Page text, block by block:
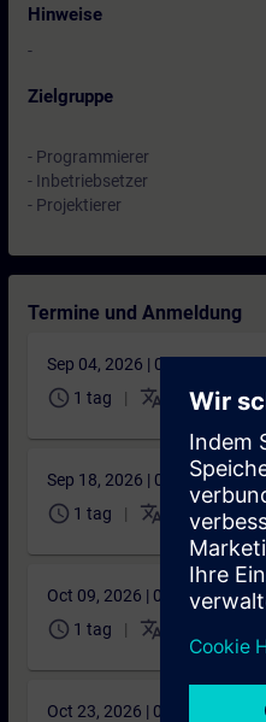
Hinweise
-
Zielgruppe
- Programmierer
- Inbetriebsetzer
- Projektierer
Termine und Anmeldung
Sep 04, 2026 | 06:30 AM
schedule 1 tag translate
Sep 18, 2026 | 06:30 AM
schedule 1 tag translate
Oct 09, 2026 | 06:30 AM
schedule 1 tag translate
Oct 23, 2026 | 06:00 AM